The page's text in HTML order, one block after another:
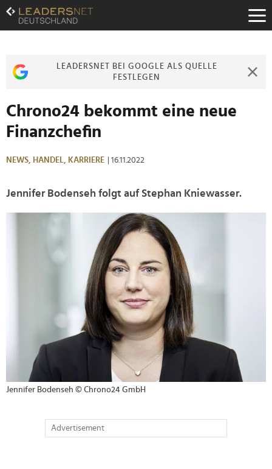
Zum
Inhalt
Zur
Zur
LEADERSNET BEI GOOGLE ALS QUELLE
FESTLEGEN
Chrono24 bekommt eine neue
Finanzchefin
NEWS, HANDEL, KARRIERE | 16.11.2022
Jennifer Bodenseh folgt auf Stephan Kniewasser.
Jennifer Bodenseh © Chrono24 GmbH
Advertisement